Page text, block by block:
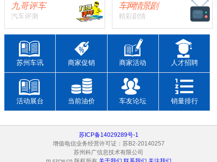
九哥评车
汽车评测
车网情景剧
精彩剧情
苏州车讯 商家促销 商家活动 人才招聘
活动展台 当前油价 车友论坛 销量排行
苏ICP备14029289号-1
增值电信业务经营许可证：苏B2-20140257
苏州科广信息技术有限公司